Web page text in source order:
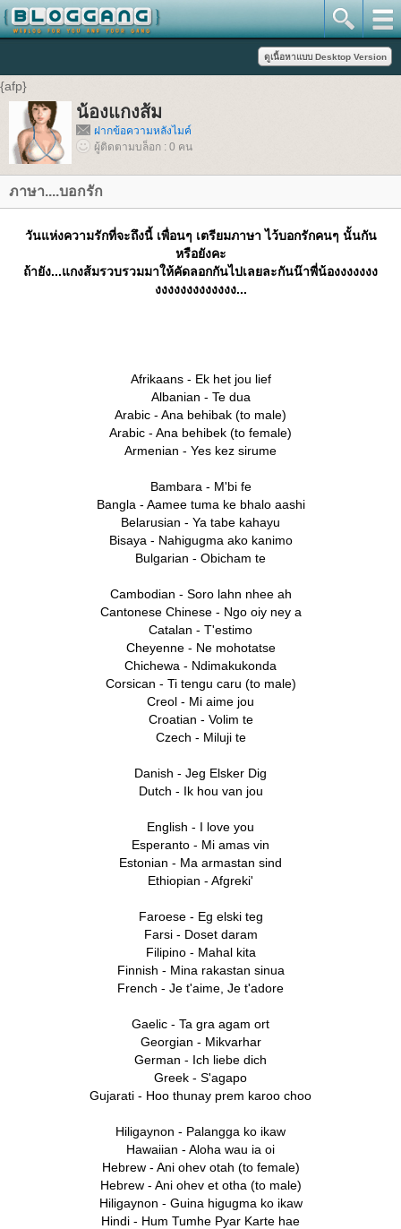
{afp}
น้องแกงส้ม
ฝากข้อความหลังไมค์
ผู้ติดตามบล็อก : 0 คน
ภาษา....บอกรัก
วันแห่งความรักที่จะถึงนี้ เพื่อนๆ เตรียมภาษา ไว้บอกรักคนๆ นั้นกัน
หรือยังคะ
ถ้ายัง...แกงส้มรวบรวมมาให้คัดลอกกันไปเลยละกันน๊าพี่น้องงงงงงง
งงงงงงงงงงงงง...
Afrikaans - Ek het jou lief
Albanian - Te dua
Arabic - Ana behibak (to male)
Arabic - Ana behibek (to female)
Armenian - Yes kez sirume
Bambara - M'bi fe
Bangla - Aamee tuma ke bhalo aashi
Belarusian - Ya tabe kahayu
Bisaya - Nahigugma ako kanimo
Bulgarian - Obicham te
Cambodian - Soro lahn nhee ah
Cantonese Chinese - Ngo oiy ney a
Catalan - T'estimo
Cheyenne - Ne mohotatse
Chichewa - Ndimakukonda
Corsican - Ti tengu caru (to male)
Creol - Mi aime jou
Croatian - Volim te
Czech - Miluji te
Danish - Jeg Elsker Dig
Dutch - Ik hou van jou
English - I love you
Esperanto - Mi amas vin
Estonian - Ma armastan sind
Ethiopian - Afgreki'
Faroese - Eg elski teg
Farsi - Doset daram
Filipino - Mahal kita
Finnish - Mina rakastan sinua
French - Je t'aime, Je t'adore
Gaelic - Ta gra agam ort
Georgian - Mikvarhar
German - Ich liebe dich
Greek - S'agapo
Gujarati - Hoo thunay prem karoo choo
Hiligaynon - Palangga ko ikaw
Hawaiian - Aloha wau ia oi
Hebrew - Ani ohev otah (to female)
Hebrew - Ani ohev et otha (to male)
Hiligaynon - Guina higugma ko ikaw
Hindi - Hum Tumhe Pyar Karte hae